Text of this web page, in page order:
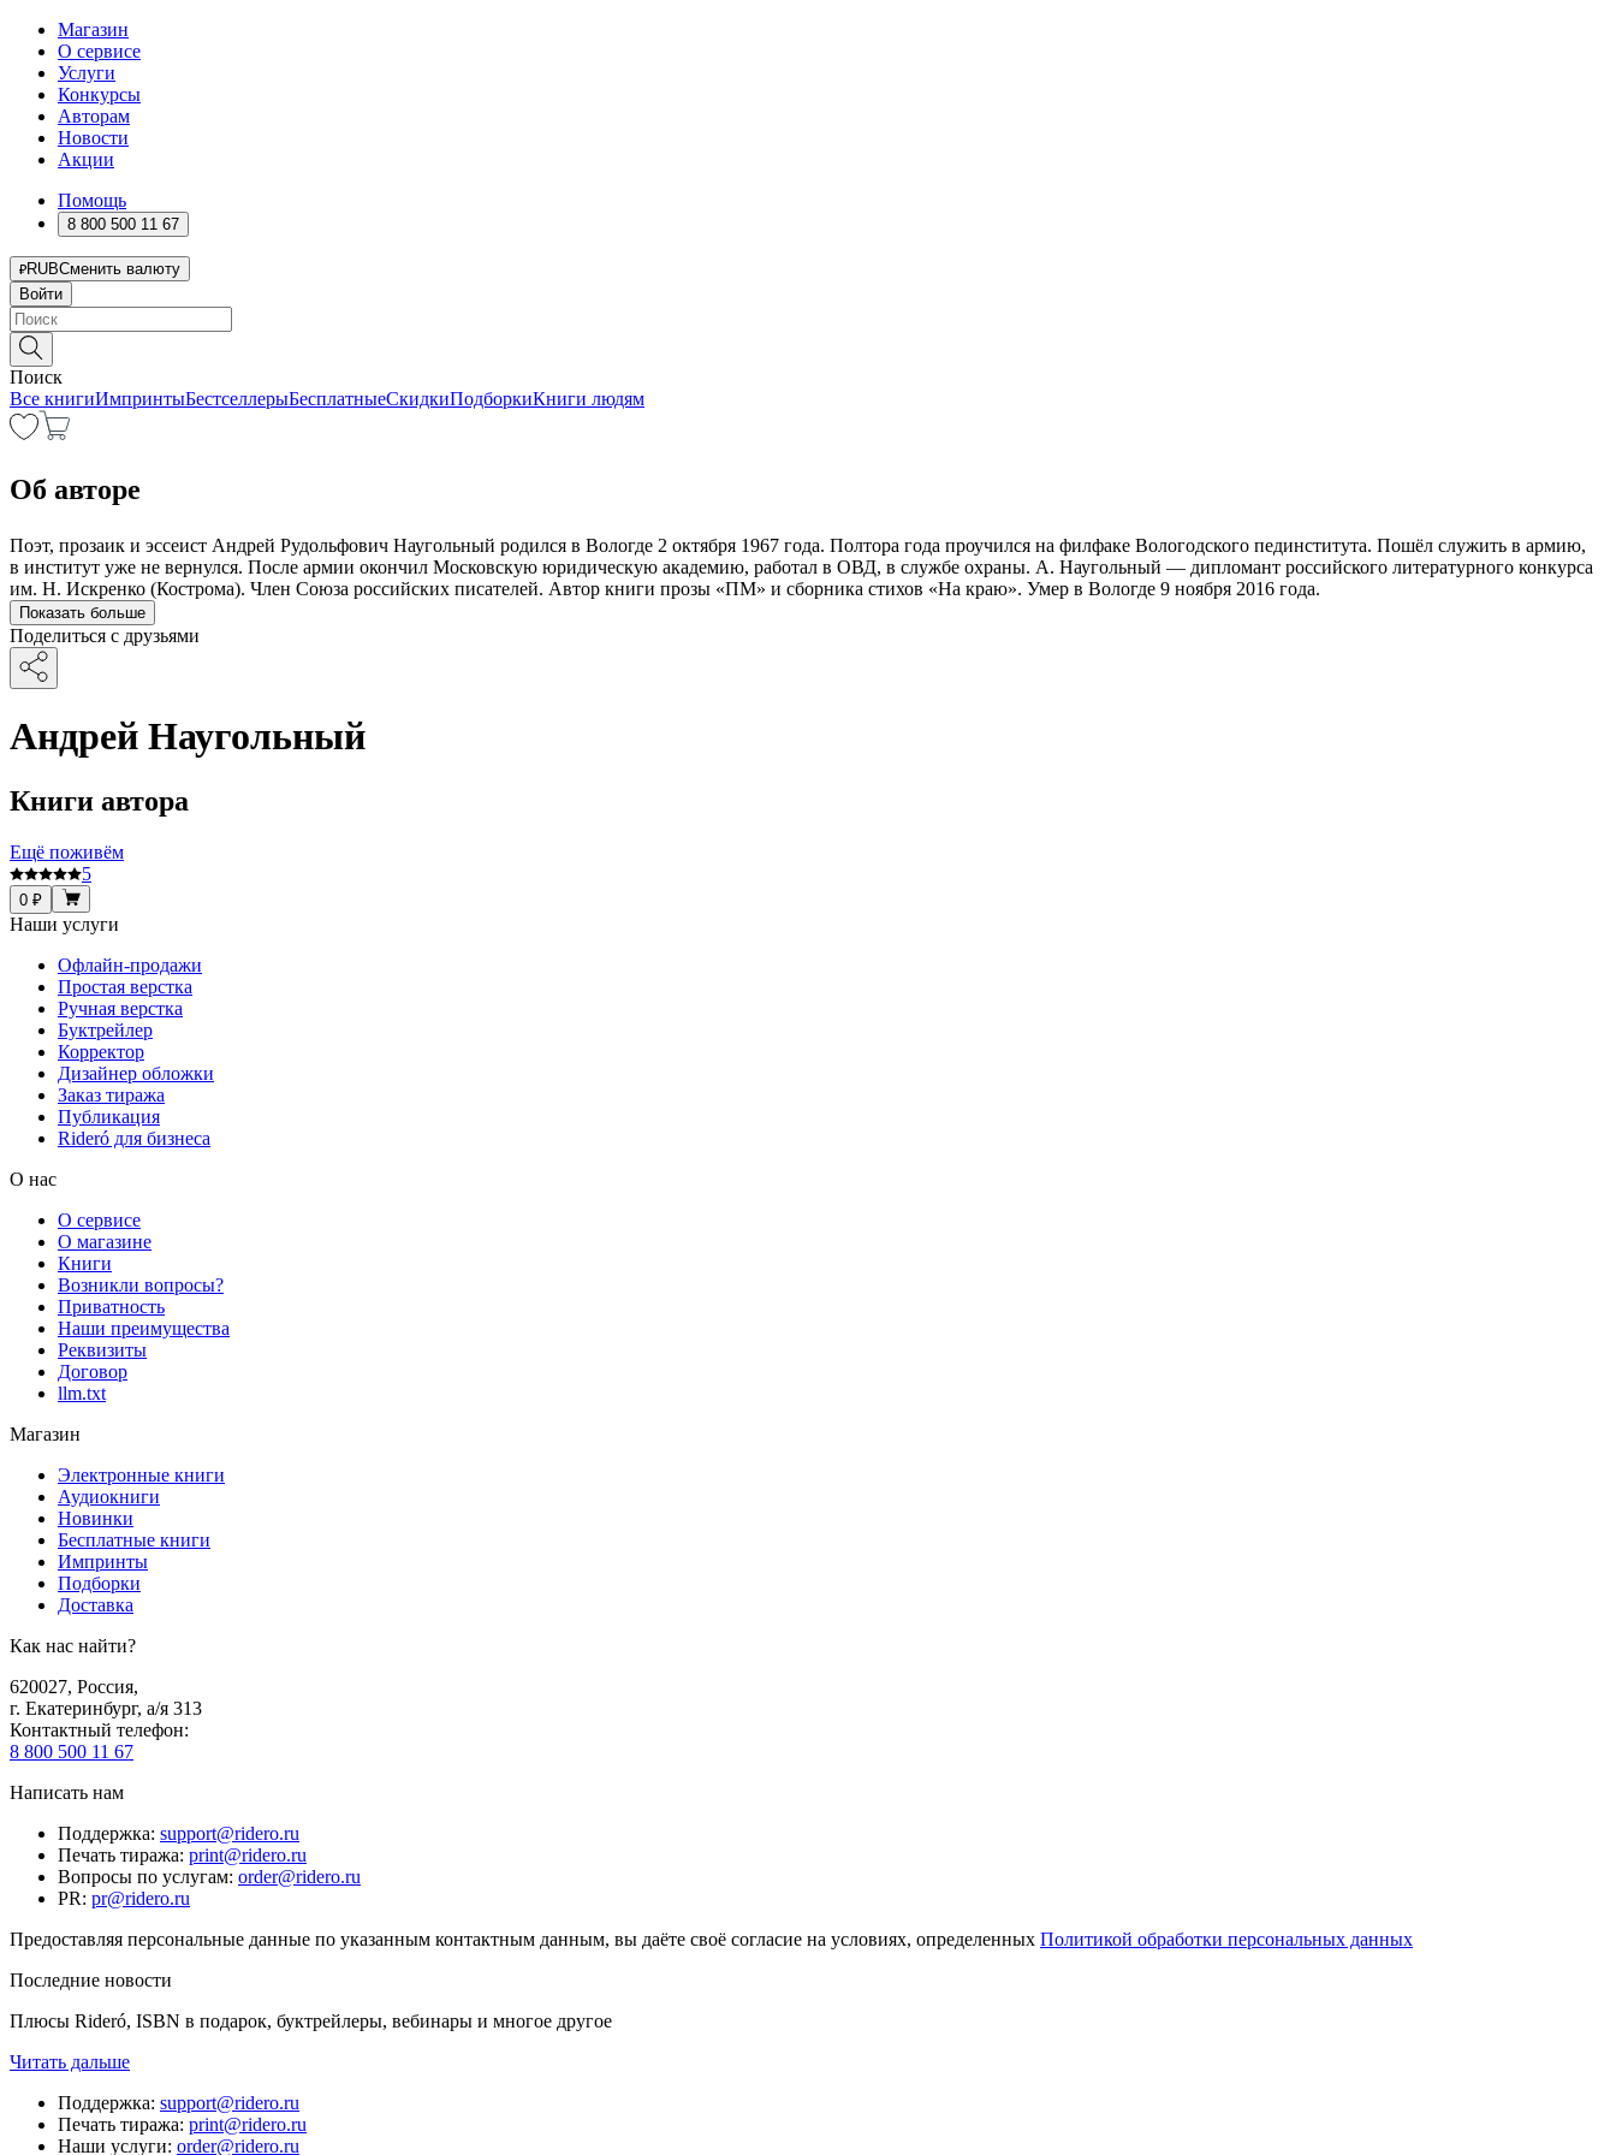
Магазин
О сервисе
Услуги
Конкурсы
Авторам
Новости
Акции
Помощь
8 800 500 11 67
RUBСменить валюту
Войти
Поиск
Все книгиИмпринтыБестселлерыБесплатныеСкидкиПодборкиКниги людям
Об авторе
Поэт, прозаик и эссеист Андрей Рудольфович Наугольный родился в Вологде 2 октября 1967 года. Полтора года проучился на филфаке Вологодского пединститута. Пошёл служить в армию,
в институт уже не вернулся. После армии окончил Московскую юридическую академию, работал в ОВД, в службе охраны. А. Наугольный — дипломант российского литературного конкурса
им. Н. Искренко (Кострома). Член Союза российских писателей. Автор книги прозы «ПМ» и сборника стихов «На краю». Умер в Вологде 9 ноября 2016 года.
Показать больше
Поделиться с друзьями
Андрей Наугольный
Книги автора
Ещё поживём
5
0 ₽
Наши услуги
Офлайн-продажи
Простая верстка
Ручная верстка
Буктрейлер
Корректор
Дизайнер обложки
Заказ тиража
Публикация
Rideró для бизнеса
О нас
О сервисе
О магазине
Книги
Возникли вопросы?
Приватность
Наши преимущества
Реквизиты
Договор
llm.txt
Магазин
Электронные книги
Аудиокниги
Новинки
Бесплатные книги
Импринты
Подборки
Доставка
Как нас найти?
620027, Россия,
г. Екатеринбург, а/я 313
Контактный телефон:
8 800 500 11 67
Написать нам
Поддержка: support@ridero.ru
Печать тиража: print@ridero.ru
Вопросы по услугам: order@ridero.ru
PR: pr@ridero.ru
Предоставляя персональные данные по указанным контактным данным, вы даёте своё согласие на условиях, определенных Политикой обработки персональных данных
Последние новости
Плюсы Rideró, ISBN в подарок, буктрейлеры, вебинары и многое другое
Читать дальше
Поддержка: support@ridero.ru
Печать тиража: print@ridero.ru
Наши услуги: order@ridero.ru